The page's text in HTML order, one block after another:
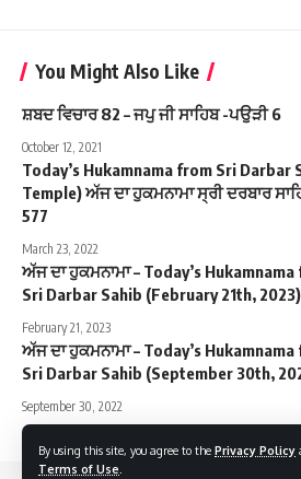
By using this site, you agree to the Privacy Policy
Terms of Use
You Might Also Like
ਸ਼ਬਦ ਵਿਚਾਰ 82 – ਜਪੁ ਜੀ ਸਾਹਿਬ -ਪਉੜੀ 6
October 12, 2021
Today’s Hukamnama from Sri Darbar
Temple) ਅੱਜ ਦਾ ਹੁਕਮਨਾਮਾ ਸ੍ਰੀ ਦਰਬਾਰ
577
March 23, 2022
ਅੱਜ ਦਾ ਹੁਕਮਨਾਮਾ – Today’s
Sri Darbar Sahib (February 21th, 2023)
February 21, 2023
ਅੱਜ ਦਾ ਹੁਕਮਨਾਮਾ – Today’s
Sri Darbar Sahib (September 30th,
September 30, 2022